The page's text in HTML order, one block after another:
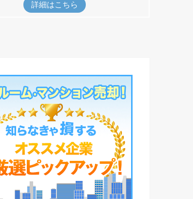
詳細はこちら